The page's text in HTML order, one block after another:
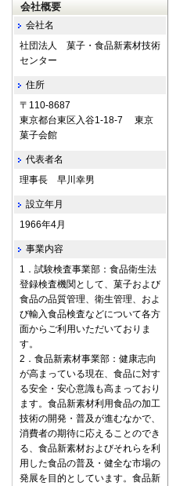
会社概要
会社名
社団法人 菓子・食品新素材技術
センター
住所
〒110-8687
東京都台東区入谷1-18-7 東京
菓子会館
代表者名
理事長 早川幸男
設立年月
1966年4月
事業内容
1．試験検査事業部：食品衛生法
登録検査機関として、菓子および
食品の品質管理、衛生管理、およ
び輸入食品検査などについて各方
面からご利用いただいておりま
す。
2．食品新素材事業部：健康志向
が高まっている現在、食品に対す
る安全・安心意識も高まっており
ます。食品新素材利用食品の加工
技術の開発・普及が進むなかで、
消費者の期待に応えることのでき
る、食品新素材およびそれらを利
用した食品の普及・健全な市場の
発展を目的としています。食品新